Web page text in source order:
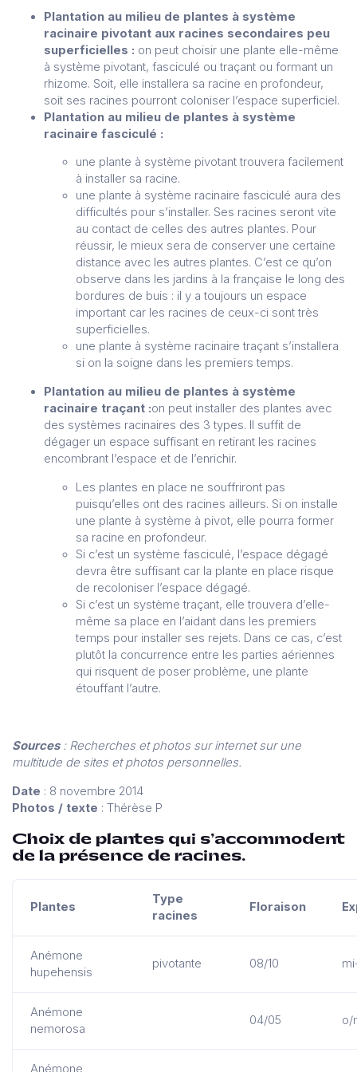
Plantation au milieu de plantes à système
racinaire pivotant aux racines secondaires peu
superficielles : on peut choisir une plante elle-même
à système pivotant, fasciculé ou traçant ou formant un
rhizome. Soit, elle installera sa racine en profondeur,
soit ses racines pourront coloniser l’espace superficiel.
Plantation au milieu de plantes à système
racinaire fasciculé :
une plante à système pivotant trouvera facilement
à installer sa racine.
une plante à système racinaire fasciculé aura des
difficultés pour s’installer. Ses racines seront vite
au contact de celles des autres plantes. Pour
réussir, le mieux sera de conserver une certaine
distance avec les autres plantes. C’est ce qu’on
observe dans les jardins à la française le long des
bordures de buis : il y a toujours un espace
important car les racines de ceux-ci sont très
superficielles.
une plante à système racinaire traçant s’installera
si on la soigne dans les premiers temps.
Plantation au milieu de plantes à système
racinaire traçant :on peut installer des plantes avec
des systèmes racinaires des 3 types. Il suffit de
dégager un espace suffisant en retirant les racines
encombrant l’espace et de l’enrichir.
Les plantes en place ne souffriront pas
puisqu’elles ont des racines ailleurs. Si on installe
une plante à système à pivot, elle pourra former
sa racine en profondeur.
Si c’est un système fasciculé, l’espace dégagé
devra être suffisant car la plante en place risque
de recoloniser l’espace dégagé.
Si c’est un système traçant, elle trouvera d’elle-
même sa place en l’aidant dans les premiers
temps pour installer ses rejets. Dans ce cas, c’est
plutôt la concurrence entre les parties aériennes
qui risquent de poser problème, une plante
étouffant l’autre.
Sources: Recherches et photos sur internet sur une
multitude de sites et photos personnelles.
Date : 8 novembre 2014
Photos / texte : Thérèse P
Choix de plantes qui s’accommodent
de la présence de racines.
Plantes
Type
racines
Floraison
Anémone
hupehensis
pivotante 08/10
Anémone
nemorosa
04/05 o/
Anémone